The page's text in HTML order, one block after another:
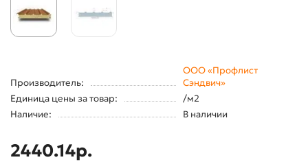
Производитель:
ООО «Профлист
Сэндвич»
Единица цены за товар:
/м2
Наличие:
В наличии
2440.14р.